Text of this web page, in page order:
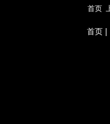
首页
首页